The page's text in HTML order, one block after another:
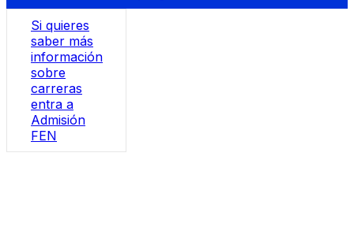
Si quieres
saber más
información
sobre
carreras
entra a
Admisión
FEN